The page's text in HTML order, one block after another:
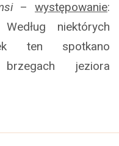
– występowanie:
niektórych
ten spotkano
jeziora